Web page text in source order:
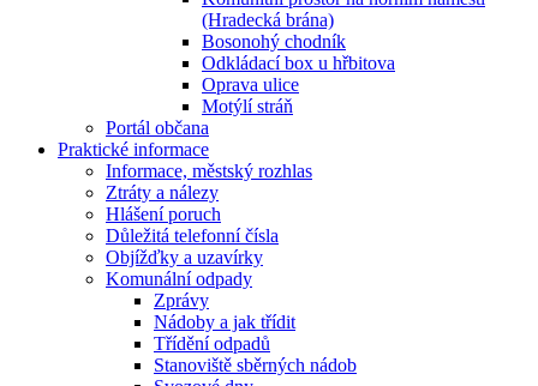
(Hradecká brána)
Bosonohý chodník
Odkládací box u hřbitova
Oprava ulice
Motýlí stráň
Portál občana
Praktické informace
Informace, městský rozhlas
Ztráty a nálezy
Hlášení poruch
Důležitá telefonní čísla
Objížďky a uzavírky
Komunální odpady
Zprávy
Nádoby a jak třídit
Třídění odpadů
Stanoviště sběrných nádob